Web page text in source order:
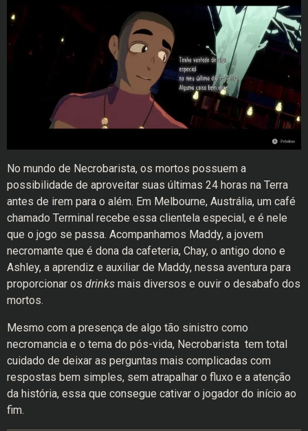
No mundo de Necrobarista, os mortos possuem a
possibilidade de aproveitar suas últimas 24 horas na Terra
antes de irem para o além. Em Melbourne, Austrália, um café
chamado Terminal recebe essa clientela especial, e é nele
que o jogo se passa. Acompanhamos Maddy, a jovem
necromante que é dona da cafeteria, Chay, o antigo dono e
Ashley, a aprendiz e auxiliar de Maddy, nessa aventura para
proporcionar os drinks mais diversos e ouvir o desabafo dos
mortos.
Mesmo com a presença de algo tão sinistro como
necromancia e o tema do pós-vida, Necrobarista tem total
cuidado de deixar as perguntas mais complicadas com
respostas bem simples, sem atrapalhar o fluxo e a atenção
da história, essa que consegue cativar o jogador do início ao
fim.